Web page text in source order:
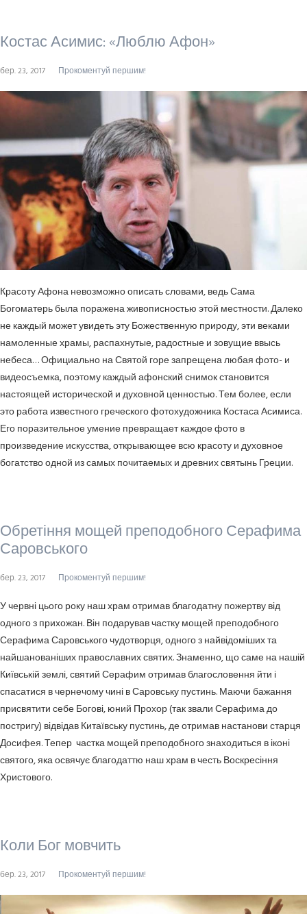
Костас Асимис: «Люблю Афон»
бер. 23, 2017 Прокоментуй першим!
Красоту Афона невозможно описать словами, ведь Сама
Богоматерь была поражена живописностью этой местности. Далеко
не каждый может увидеть эту Божественную природу, эти веками
намоленные храмы, распахнутые, радостные и зовущие ввысь
небеса… Официально на Святой горе запрещена любая фото- и
видеосъемка, поэтому каждый афонский снимок становится
настоящей исторической и духовной ценностью. Тем более, если
это работа известного греческого фотохудожника Костаса Асимиса.
Его поразительное умение превращает каждое фото в
произведение искусства, открывающее всю красоту и духовное
богатство одной из самых почитаемых и древних святынь Греции.
Обретіння мощей преподобного Серафима
Саровського
бер. 23, 2017 Прокоментуй першим!
У червні цього року наш храм отримав благодатну пожертву від
одного з прихожан. Він подарував частку мощей преподобного
Серафима Саровського чудотворця, одного з найвідоміших та
найшанованіших православних святих. Знаменно, що саме на нашій
Київській землі, святий Серафим отримав благословення йти і
спасатися в чернечому чині в Саровську пустинь. Маючи бажання
присвятити себе Богові, юний Прохор (так звали Серафима до
постригу) відвідав Китаївську пустинь, де отримав настанови старця
Досифея. Тепер частка мощей преподобного знаходиться в іконі
святого, яка освячує благодаттю наш храм в честь Воскресіння
Христового.
Коли Бог мовчить
бер. 23, 2017 Прокоментуй першим!